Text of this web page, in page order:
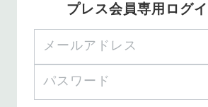
プレス会員専用ログ